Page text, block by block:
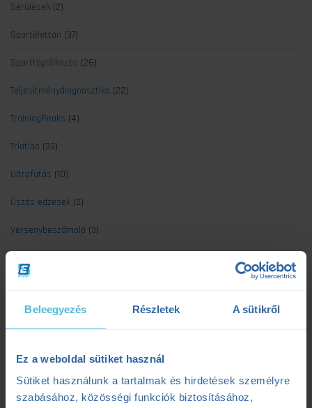
Beleegyezés Részletek A sütikről
Ez a weboldal sütiket használ
Sütiket használunk a tartalmak és hirdetések személyre
szabásához, közösségi funkciók biztosításához,
Sérülések (2)
Sportélettan (37)
Sporttáplálkozás (26)
Teljesítménydiagnosztika (22)
TrainingPeaks (4)
Triatlon (33)
Ultrafutás (10)
Úszás edzések (2)
Versenybeszámoló (3)
Kerékpáros laktátmérés: 3 dolog, amit a klasszikus mérések figyelmen
kívül hagynak
Szenvedés vagy siker? Egy adat elárulja a maratonod kimenetelét